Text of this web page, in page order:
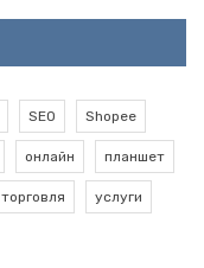
SEO Shopee
онлайн планшет
торговля услуги